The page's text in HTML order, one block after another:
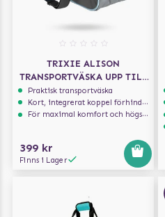
TRIXIE ALISON
TRANSPORTVÄSKA UPP TILL
8KG - GRÅ/BLÅ
Praktisk transportväska
Kort, integrerat koppel förhindrar att hunden hoppar ur
För maximal komfort och högsta säkerhet
399 kr
Finns i Lager